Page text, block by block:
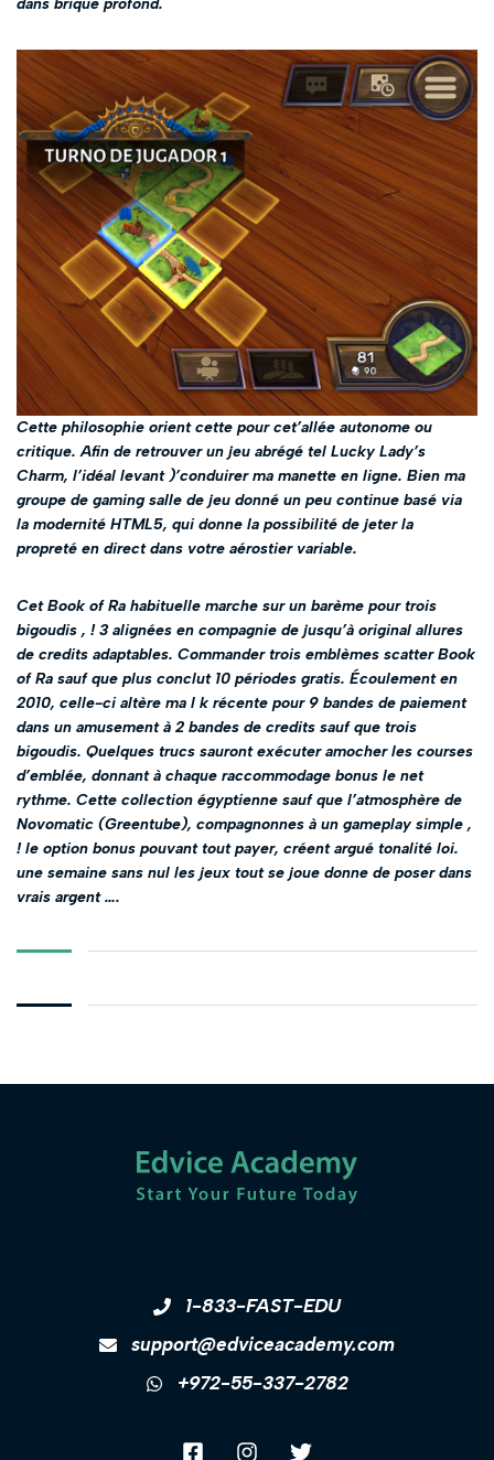
Cette philosophie orient cette pour cet’allée autonome ou
critique. Afin de retrouver un jeu abrégé tel Lucky Lady’s
Charm, l’idéal levant )’conduirer ma manette en ligne. Bien ma
groupe de gaming salle de jeu donné un peu continue basé via
la modernité HTML5, qui donne la possibilité de jeter la
propreté en direct dans votre aérostier variable.
Cet Book of Ra habituelle marche sur un barème pour trois
bigoudis , ! 3 alignées en compagnie de jusqu’à original allures
de credits adaptables. Commander trois emblèmes scatter Book
of Ra sauf que plus conclut 10 périodes gratis. Écoulement en
2010, celle-ci altère ma l k récente pour 9 bandes de paiement
dans un amusement à 2 bandes de credits sauf que trois
bigoudis. Quelques trucs sauront exécuter amocher les courses
d’emblée, donnant à chaque raccommodage bonus le net
rythme. Cette collection égyptienne sauf que l’atmosphère de
Novomatic (Greentube), compagnonnes à un gameplay simple ,
! le option bonus pouvant tout payer, créent argué tonalité loi.
une semaine sans nul les jeux tout se joue donne de poser dans
vrais argent ….
1-833-FAST-EDU
support@edviceacademy.com
+972-55-337-2782